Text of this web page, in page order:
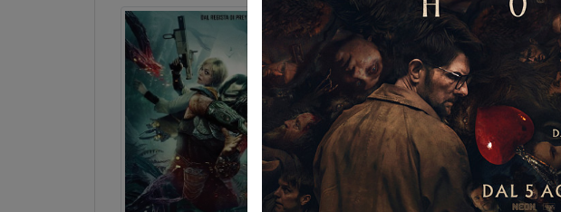
Durata: 108 min
Genere:Fantascienza, Azione
Lingua:Italiano
10 ANNI
D. Trachtenberg